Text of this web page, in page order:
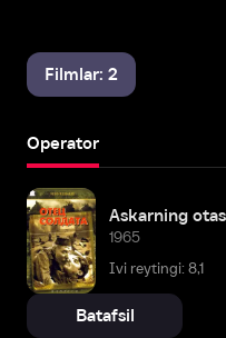
Filmlar: 2
Operator
Askarning
1965
Ivi reytingi: 8,1
Batafsil